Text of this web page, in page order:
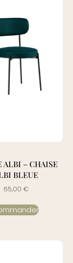
ALBI – CHAISE
BLEUE
65,00 €